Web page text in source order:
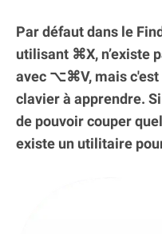
Par défaut dans le
utilisant ⌘X, n’existe
avec ⌥⌘V, mais c'est
clavier à apprendre.
de pouvoir couper
existe un utilitaire